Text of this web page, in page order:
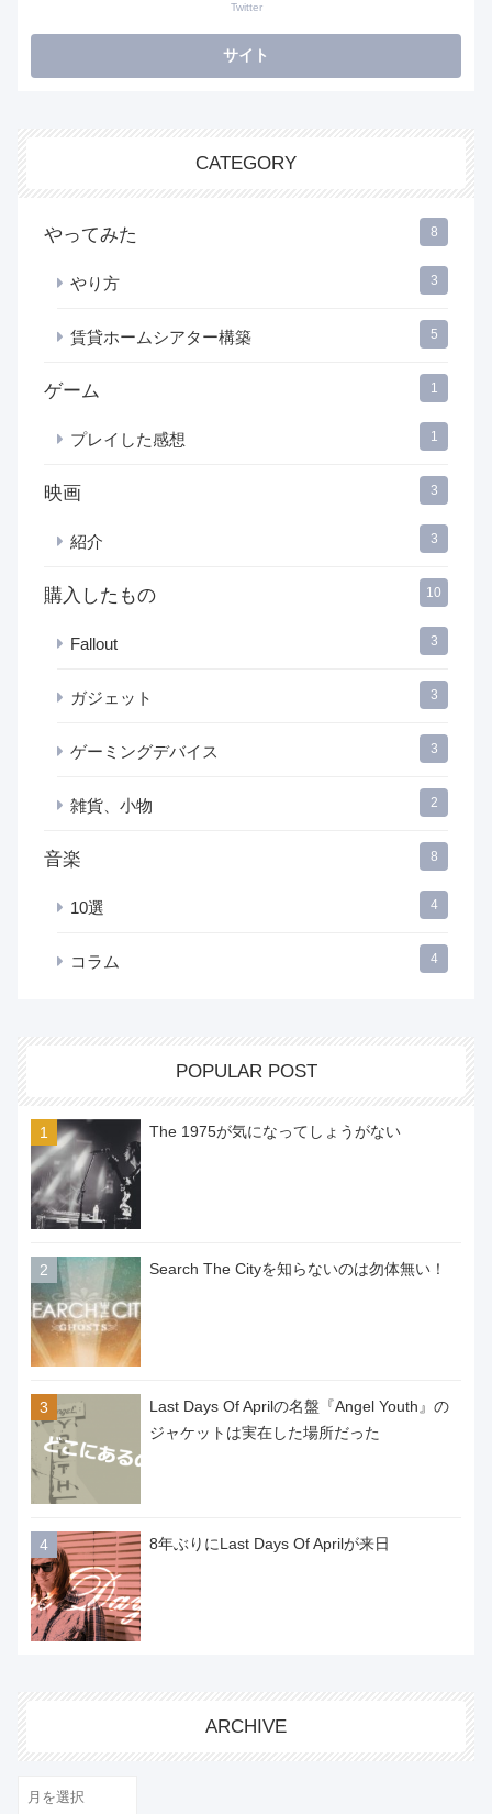
Twitter
CATEGORY
やってみた 8
やり方 3
賃貸ホームシアター構築 5
ゲーム 1
プレイした感想 1
映画 3
紹介 3
購入したもの 10
Fallout 3
ガジェット 3
ゲーミングデバイス 3
雑貨、小物 2
音楽 8
10選 4
コラム 4
POPULAR POST
The 1975が気になってしょうがない
Search The Cityを知らないのは勿体無い！
Last Days Of Aprilの名盤『Angel Youth』の
ジャケットは実在した場所だった
8年ぶりにLast Days Of Aprilが来日
ARCHIVE